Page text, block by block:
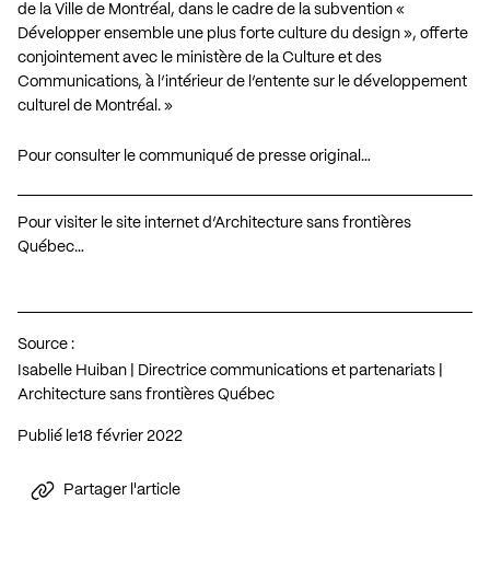
de la Ville de Montréal, dans le cadre de la subvention «
Développer ensemble une plus forte culture du design », offerte
conjointement avec le ministère de la Culture et des
Communications, à l’intérieur de l’entente sur le développement
culturel de Montréal. »
Pour consulter le communiqué de presse original…
Pour visiter le site internet d’Architecture sans frontières
Québec…
Source :
Isabelle Huiban | Directrice communications et partenariats |
Architecture sans frontières Québec
Publié le 18 février 2022
Partager l'article